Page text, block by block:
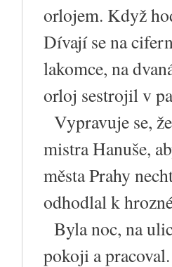
orlojem. Když
Dívají se na
lakomce, na
orloj sestrojil v
Vypravuje se,
mistra Hanuše,
města Prahy
odhodlal k
Byla noc, na
pokoji a